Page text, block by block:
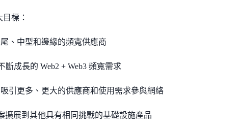
標：
、中型和邊緣的頻寬供應商
成長的 Web2 + Web3 頻寬需求
吸引更多、更大的供應商和使用需求參與網絡
擴展到其他具有相同挑戰的基礎設施產品